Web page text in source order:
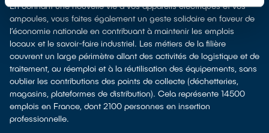
En donnant une nouvelle vie à vos appareils électriques et vos
ampoules, vous faites également un geste solidaire en faveur de
l’économie nationale en contribuant à maintenir les emplois
locaux et le savoir-faire industriel. Les métiers de la filière
couvrent un large périmètre allant des activités de logistique et de
traitement, au réemploi et à la réutilisation des équipements, sans
oublier les contributions des points de collecte (déchetteries,
magasins, plateformes de distribution). Cela représente 14500
emplois en France, dont 2100 personnes en insertion
professionnelle.